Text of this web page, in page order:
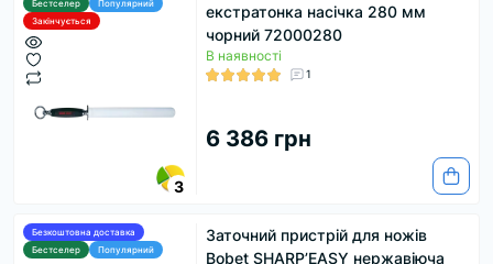
Бестселер
Популярний
Закінчується
3
екстратонка насічка 280 мм
чорний 72000280
В наявності
1
6 386 грн
Безкоштовна доставка
Бестселер
Популярний
Заточний пристрій для ножів
Bobet SHARP’EASY нержавіюча